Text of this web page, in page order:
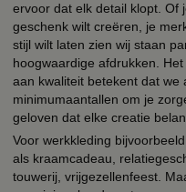
ervoor dat elk detail klopt. Of
geschenk wilt creëren, je
stijl wilt laten zien wij staan
hoogwaardige afdrukken.
aan kwaliteit betekent dat we
minimumaantallen om je
geloven dat elke creatie
Voor werkkleding
als kraamcadeau,
touwerij, vrijgezellenfeest.